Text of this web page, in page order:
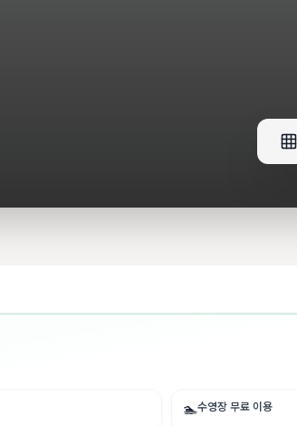
🏊수영장 무료 이용